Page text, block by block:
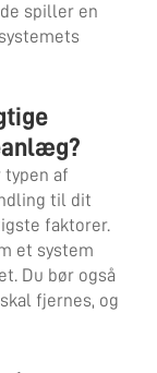
spiller en
typen af
til dit
faktorer.
et system
Du bør også
fjernes, og